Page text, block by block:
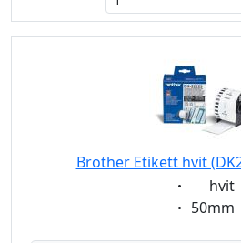
Brother Etikett hvit
hvit
50mm